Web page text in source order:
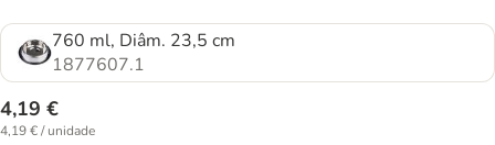
760 ml, Diâm. 23,5 cm
1877607.1
4,19 €
4,19 € / unidade